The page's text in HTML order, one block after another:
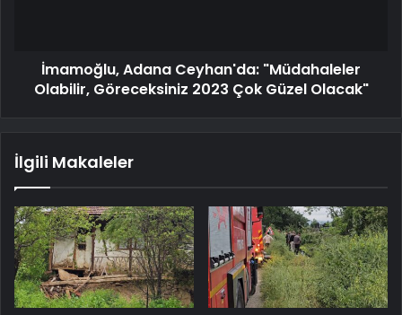
İmamoğlu, Adana Ceyhan'da: "Müdahaleler
Olabilir, Göreceksiniz 2023 Çok Güzel Olacak"
İlgili Makaleler